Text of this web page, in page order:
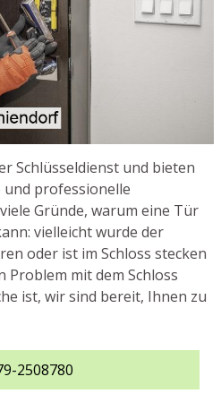
Schlüsseldienst und bieten
professionelle
Gründe, warum eine Tür
vielleicht wurde der
oder ist im Schloss stecken
Problem mit dem Schloss
ist, wir sind bereit, Ihnen zu
2508780